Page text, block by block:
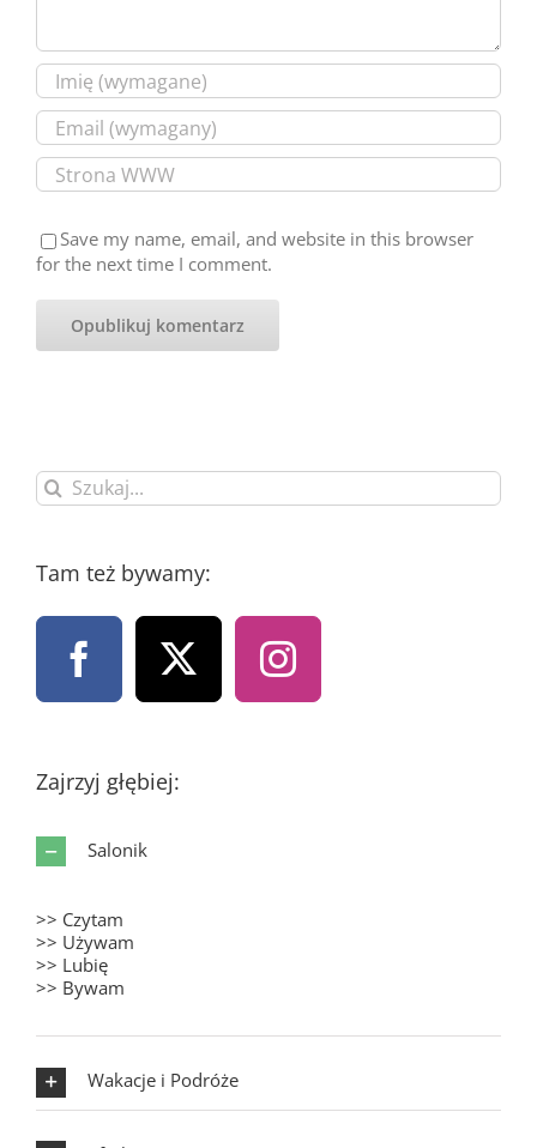
Save my name, email, and website in this browser
for the next time I comment.
Szukaj
Tam też bywamy:
Zajrzyj głębiej:
Salonik
>> Czytam
>> Używam
>> Lubię
>> Bywam
Wakacje i Podróże